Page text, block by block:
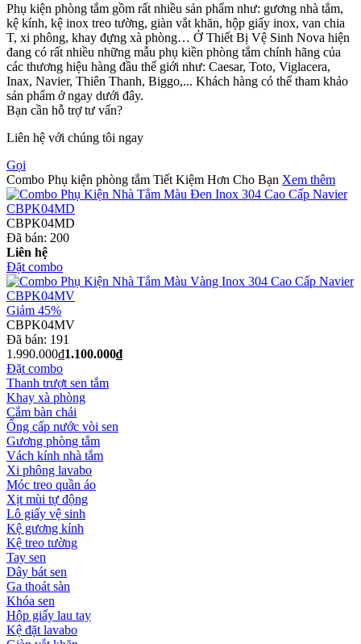
Phụ kiện phòng tắm gồm rất nhiều sản phẩm như: gương nhà tắm,
kệ kính, kệ inox treo tường, giàn vắt khăn, hộp giấy inox, van chia
T, xi phông, khay đựng xà phòng… Ở Thiết Bị Vệ Sinh Nova hiện
đang có rất nhiều những mẫu phụ kiền phòng tắm chính hãng của
các thương hiệu hàng đầu thế giới như: Caesar, Toto, Viglacera,
Inax, Navier, Thiên Thanh, Biggo,... Khách hàng có thể tham khảo
sản phẩm ở ngay dưới đây.
Bạn cần hỗ trợ tư vấn?
Liên hệ với chúng tôi ngay
Gọi
Combo Phụ kiện phòng tắm Tiết Kiệm Hơn Cho Bạn Xem thêm
CBPK04MD
Đã bán: 200
Liên hệ
Đặt combo
Giảm 45%
CBPK04MV
Đã bán: 191
1.990.000₫1.100.000₫
Đặt combo
Thanh trượt sen tắm
Khay xà phòng
Cắm bàn chải
Ống cấp nước vòi sen
Gương phòng tắm
Vách kính nhà tắm
Xi phông lavabo
Móc treo quần áo
Xịt mùi tự động
Lô giấy vệ sinh
Kệ gương kính
Kệ treo tường
Tay sen
Dây bát sen
Ga thoát sàn
Khóa sen
Hộp giấy lau tay
Kệ đặt lavabo